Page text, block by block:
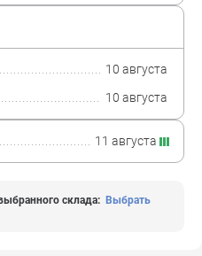
10 августа
10 августа
11 августа
склада: Выбрать